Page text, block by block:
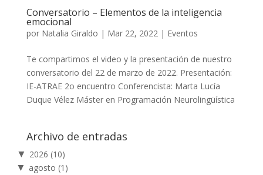
Conversatorio – Elementos de la inteligencia
emocional
por Natalia Giraldo | Mar 22, 2022| Eventos
Te compartimos el video y la presentación de nuestro
conversatorio del 22 de marzo de 2022. Presentación:
IE-ATRAE 2o encuentro Conferencista: Marta Lucía
Duque Vélez Máster en Programación Neurolingüística
Archivo de entradas
▼ 2026 (10)
▼ agosto (1)